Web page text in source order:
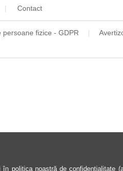
politica noastră de
Contact
persoane fizice - GDPR